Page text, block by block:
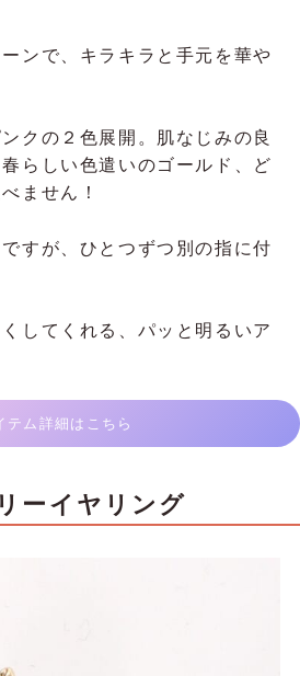
ンで、キラキラと手元を華や
クの２色展開。肌なじみの良
らしい色遣いのゴールド、ど
ません！
すが、ひとつずつ別の指に付
してくれる、パッと明るいア
テム詳細はこちら
ーイヤリング